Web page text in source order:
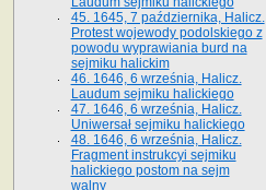
45. 1645, 7 października, Halicz.
Protest wojewody podolskiego z
powodu wyprawiania burd na
sejmiku halickim
46. 1646, 6 września, Halicz.
Laudum sejmiku halickiego
47. 1646, 6 września, Halicz.
Uniwersał sejmiku halickiego
48. 1646, 6 września, Halicz.
Fragment instrukcyi sejmiku
halickiego postom na sejm
walny